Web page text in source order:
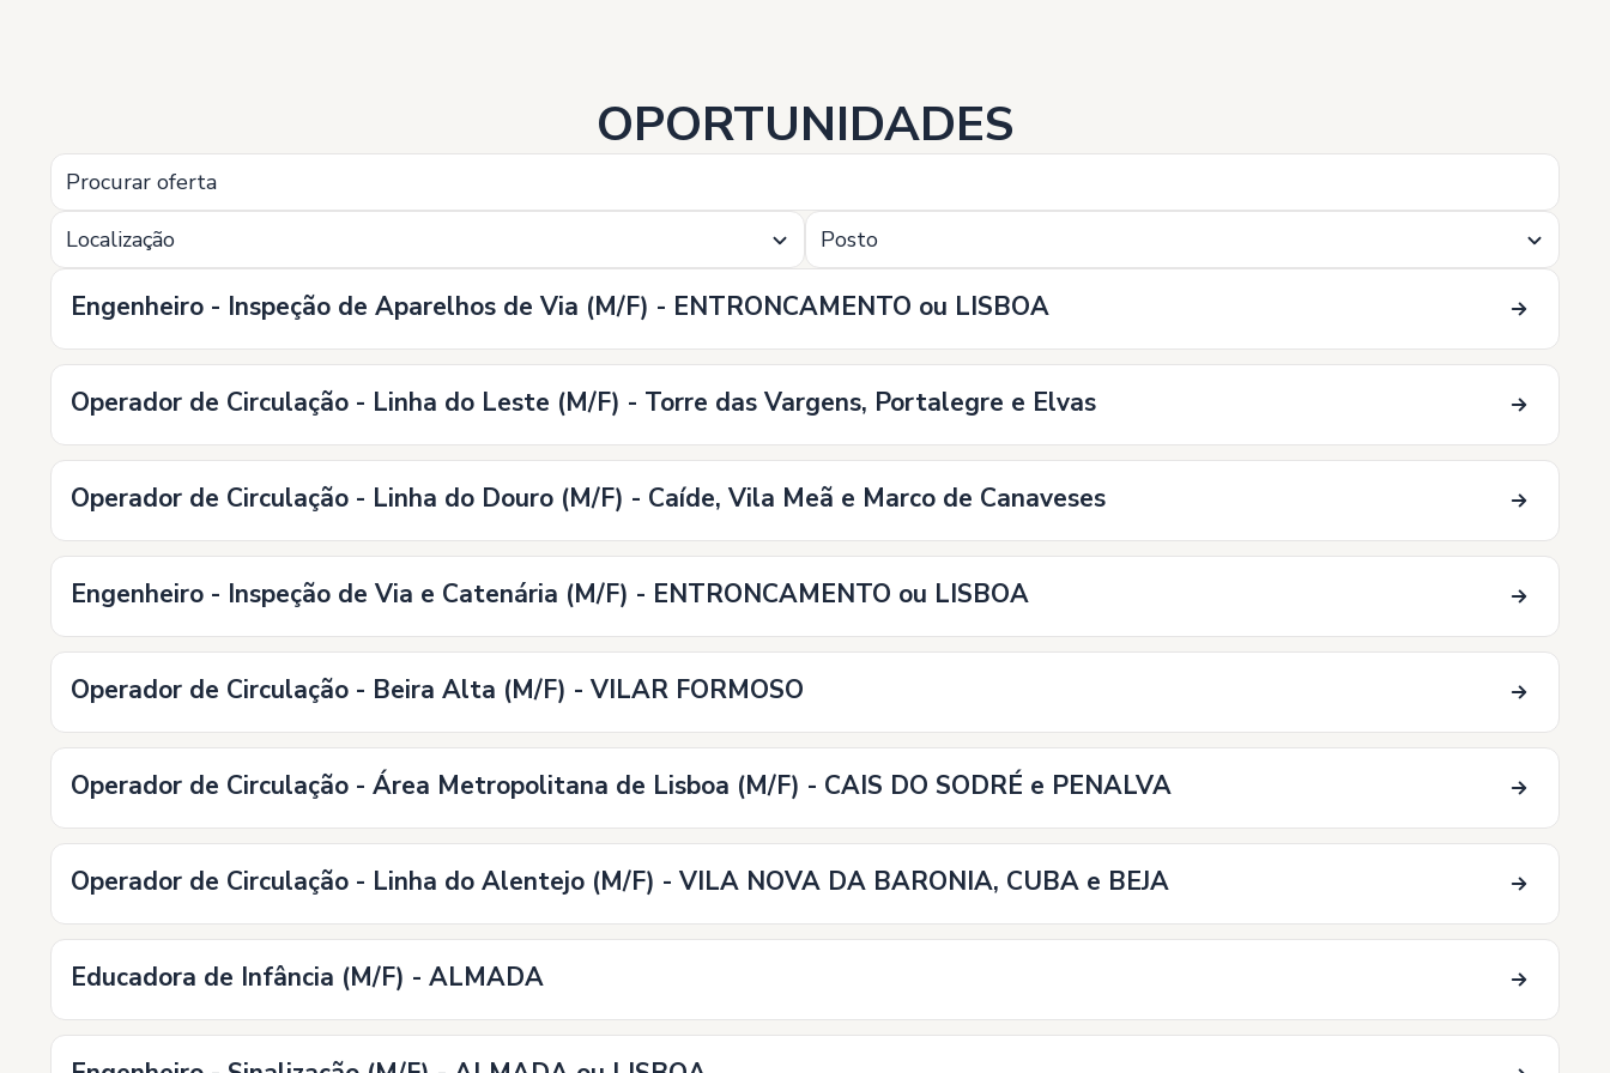
OPORTUNIDADES
Localização Posto
Engenheiro - Inspeção de Aparelhos de Via (M/F) - ENTRONCAMENTO ou LISBOA
Operador de Circulação - Linha do Leste (M/F) - Torre das Vargens, Portalegre e Elvas
Operador de Circulação - Linha do Douro (M/F) - Caíde, Vila Meã e Marco de Canaveses
Engenheiro - Inspeção de Via e Catenária (M/F) - ENTRONCAMENTO ou LISBOA
Operador de Circulação - Beira Alta (M/F) - VILAR FORMOSO
Operador de Circulação - Área Metropolitana de Lisboa (M/F) - CAIS DO SODRÉ e PENALVA
Operador de Circulação - Linha do Alentejo (M/F) - VILA NOVA DA BARONIA, CUBA e BEJA
Educadora de Infância (M/F) - ALMADA